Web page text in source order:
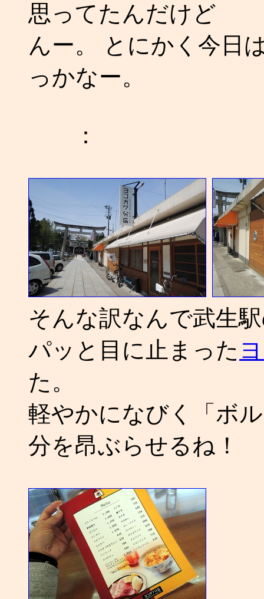
思ってたんだけど
んー。 とにかく今日
っかなー。
：
そんな訳なんで武生
パッと目に止まった
た。
軽やかになびく「ボ
分を昂ぶらせるね！